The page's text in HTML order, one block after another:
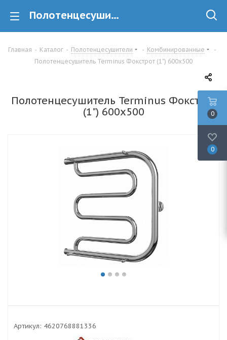
Полотенцесушитель Terminus Фокстрот (1") 600х500 купить в Минске
Главная - Каталог - Полотенцесушители - Комбинированные
-
Полотенцесушитель Terminus Фокстрот (1") 600х500
Полотенцесушитель Terminus Фокстрот
(1") 600х500
Артикул: 4620768881336
0
0